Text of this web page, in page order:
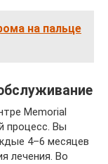
на пальце
Memorial
процесс. Вы
4–6 месяцев
лечения. Во